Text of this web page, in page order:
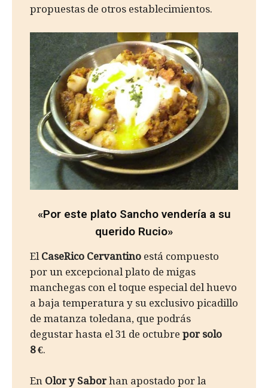
propuestas de otros establecimientos.
«Por este plato Sancho vendería a su
querido Rucio»
El CaseRico Cervantino está compuesto
por un excepcional plato de migas
manchegas con el toque especial del huevo
a baja temperatura y su exclusivo picadillo
de matanza toledana, que podrás
degustar hasta el 31 de octubre por solo
8 €.
En Olor y Saborhan apostado por la